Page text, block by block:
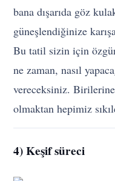
bana dışarıda göz
güneşlendiğinize
Bu tatil sizin için
ne zaman, nasıl
vereceksiniz.
olmaktan hepimiz
4) Keşif süreci